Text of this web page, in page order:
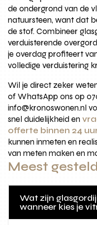
de ondergrond van de
natuursteen, want dat
de stof. Combineer
verduisterende
je overdag profiteert
volledige verduistering
Wil je direct zeker
of WhatsApp ons op
info@kronoswonen.nl
snel duidelijkheid en
offerte binnen 24
kunnen inmeten en
van meten maken en
Meest
Wat zijn
wanneer kies je